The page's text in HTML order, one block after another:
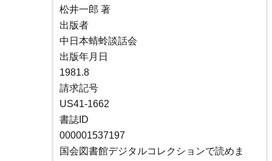
松井一郎 著
出版者
中日本蜻蛉談話会
出版年月日
1981.8
請求記号
US41-1662
書誌ID
000001537197
国会図書館デジタルコレクションで読めま